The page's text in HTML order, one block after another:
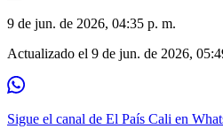
9 de jun. de 2026, 04:35 p. m.
Actualizado el 9 de jun. de 2026,
Sigue el canal de El País Cali en